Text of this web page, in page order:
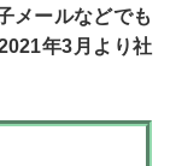
メールなどでも
年3月より社